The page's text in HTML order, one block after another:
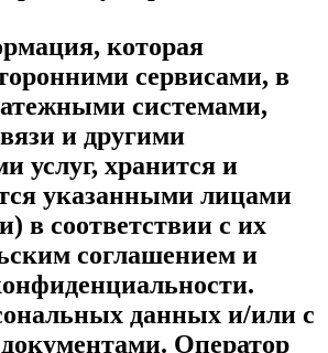
которая
сервисами, в
системами,
и другими
услуг, хранится и
указанными лицами
в соответствии с их
соглашением и
данных и/или с
Оператор